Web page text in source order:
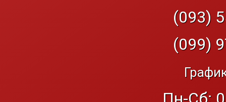
(093)
(099)